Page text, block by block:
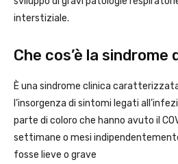
interstiziale.
Che cos’è la sindrome
È una sindrome clinica
l’insorgenza di sintomi legati
parte di coloro che hanno avuto il
settimane o mesi
fosse lieve o grave